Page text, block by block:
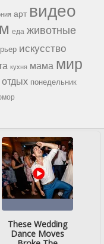
арт видео
еда животные
искусство
кухня мама мир
отдых понедельник